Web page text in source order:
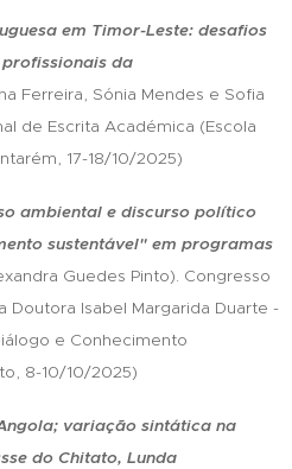
em Timor-Leste: desafios
da
Ferreira, Sónia Mendes e Sofia
de Escrita Académica (Escola
17-18/10/2025)
ambiental e discurso político
sustentável" em programas
Guedes Pinto). Congresso
Doutora Isabel Margarida Duarte -
e Conhecimento
8-10/10/2025)
variação sintática na
do Chitato, Lunda